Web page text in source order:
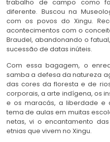
trabalho de campo como
diferente. Buscou na
com os povos do Xingu.
acontecimentos com o
Braudel, abandonando o
sucessão de datas inúteis.
Com essa bagagem, o
samba a defesa da natureza
das cores da floresta e de
corporais, a arte indígena, os
e os maracás, a liberdade e
tema de aulas em muitas
netas, vi o encantamento
etnias que vivem no Xingu.